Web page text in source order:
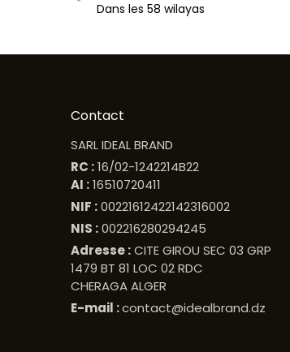
Dans les 58 wilayas
Contact
SARL IDEAL BRAND
RC :16/02-1242214B22
AI :16510720411
NIF :00221612422142316002
NIS :002216280294245
Adresse :CITE GIROU SEC 03 GRP
1479 BT 81 LOC 02 RDC
CHERAGA ALGER
E-mail :contact@idealbrand.dz